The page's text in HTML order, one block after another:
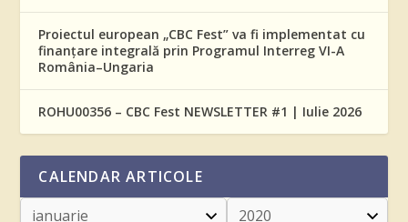
Proiectul european „CBC Fest” va fi implementat cu
finanțare integrală prin Programul Interreg VI-A
România–Ungaria
ROHU00356 – CBC Fest NEWSLETTER #1 | Iulie 2026
CALENDAR ARTICOLE